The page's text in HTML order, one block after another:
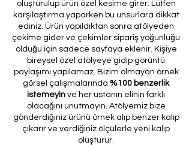
oluşturulup ürün özel kesime girer. Lütfen
karşılaştırma yaparken bu unsurlara dikkat
ediniz. Ürün yapıldıktan sonra atölyeden
çekime gider ve çekimler sipariş yoğunluğu
olduğu için sadece sayfaya eklenir. Kişiye
bireysel özel atölyeye gidip görüntü
paylaşımı yapılamaz. Bizim olmayan örnek
görsel çalışmalarında %100 benzerlik
istemeyin ve her ustanın elinin farklı
olacağını unutmayın. Atölyemiz bize
gönderdiğiniz ürünü örnek alıp benzer kalıp
çıkarır ve verdiğiniz ölçülerle yeni kalıp
oluşturur.